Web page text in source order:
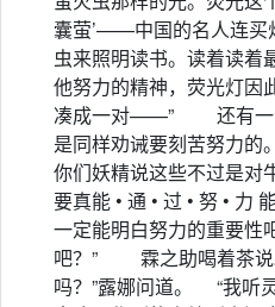
囊萤’——中国的名人连买
虫来照明读书。读着读着
他努力的精神，荧光灯因
凑成一对——” 还有一个
是同样劝诫要刻苦努力
你们妖精说这些不过是对
要真能 • 通 • 过 • 努 • 力
一定能明白努力的重要性
吧？” 霖之助喝着茶说
吗？”露娜问道。 “我听